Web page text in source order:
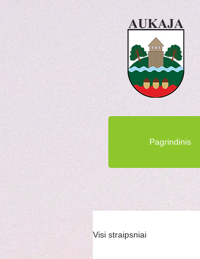
Pagrindinis
Visi straipsniai